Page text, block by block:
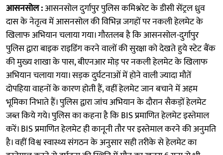
आसनसोल :आसनसोल दुर्गापुर पुलिस कमिश्नरेट के डीसी सेंट्रल ध्रुव
दास के नेतृत्व में आसनसोल की विभिन्न जगहों पर नकली हेलमेट के
खिलाफ अभियान चलाया गया। गौरतलब है कि आसनसोल-दुर्गापुर
पुलिस द्वारा बाइक राइडिंग करने वालों की सुरक्षा को देखते हुये स्टेट बैंक
की मुख्य शाखा के पास, बीएनआर मोड़ पर नकली हेलमेट के खिलाफ
अभियान चलाया गया। सड़क दुर्घटनाओं में होने वाली ज्यादा मौतें
दोपहिया वाहनों के कारण होती हैं, वहीं हेलमेट जान बचाने में अहम
भूमिका निभाते हैं। पुलिस द्वारा जांच अभियान के दौरान सैकड़ों हेलमेट
जब्त किये गये। पुलिस का कहना है कि BIS प्रमाणित हेलमेट इस्तेमाल
करें। BIS प्रमाणित हेलमेट ही कानूनी तौर पर इस्तेमाल करने की अनुमति
है। वहीं विश्व स्वास्थ्य संगठन के अनुसार सही तरीके से हेलमेट का